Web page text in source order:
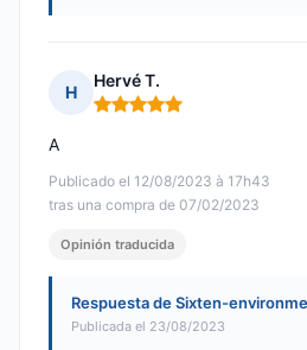
H
Hervé T.
Nota: 5 de 5
Publicado el 12/08/2023 à 17h43
tras una compra de 07/02/2023
A
Opinión traducida
Respuesta de Sixten-
Publicada el 23/08/2023